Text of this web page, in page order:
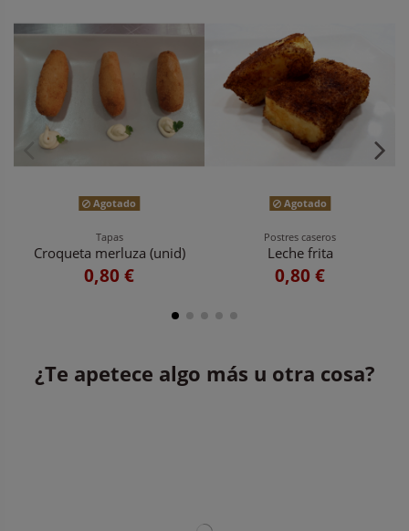
Agotado
Tapas
Croqueta merluza (unid)
0,80 €
Agotado
Postres caseros
Leche frita
0,80 €
¿Te apetece algo más u otra cosa?